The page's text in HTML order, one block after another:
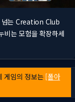
넘는 Creation Club
는 모험을 확장하세
게임의 정보는 [폴아